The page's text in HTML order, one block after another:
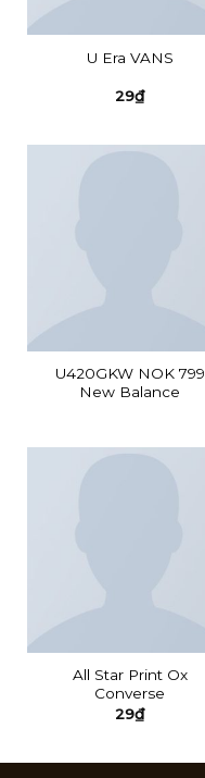
U Era VANS
29₫
U420GKW NOK 799
New Balance
All Star Print Ox
Converse
29₫